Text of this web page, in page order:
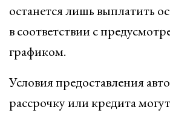
останется лишь выплатить
в соответствии с
графиком.
Условия предоставления
рассрочку или кредита